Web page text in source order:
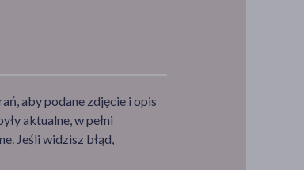
aby podane zdjęcie i opis
aktualne, w pełni
Jeśli widzisz błąd,